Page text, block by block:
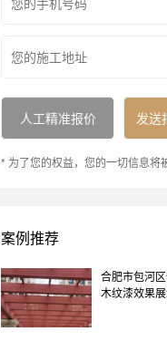
* 为了您的权益，您的一切信息将
案例推荐
合肥市包河
木纹漆效果